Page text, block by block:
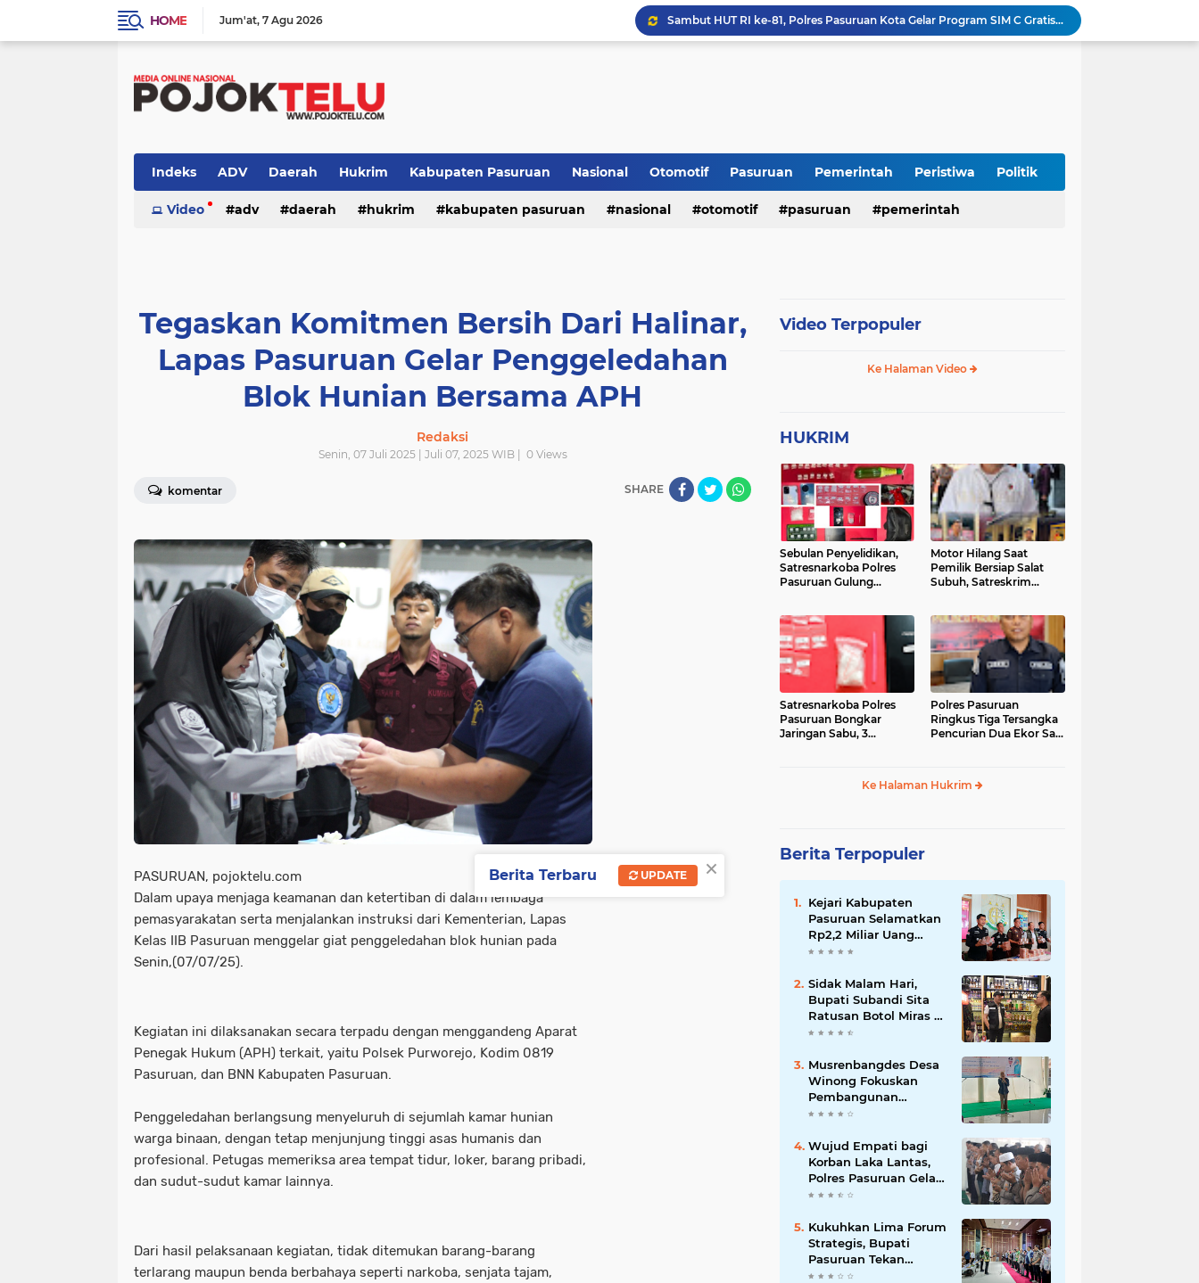
HOME Jum'at 7 Agu 2026
Sambut HUT RI ke-81, Polres Pasuruan Kota Gelar Program SIM C Gratis "AGUS-TUS SAE"
Sidoarjo Berbenah, Sekda Fenny Apridawati Ajak Seluruh OPD Tingkatkan Akuntabilitas Publik
Apresiasi UMKM Teh Kumis Kucing, Wabup Mimik Dorong Desa Wonokupang Jadi Percontohan Desa Herbal
Indeks ADV Daerah Hukrim Kabupaten Pasuruan Nasional Otomotif Pasuruan Pemerintah Peristiwa Politik
Sidoarjo TNI - POLRI TNI-POLRI
Video adv daerah hukrim kabupaten pasuruan nasional otomotif pasuruan pemerintah
Tegaskan Komitmen Bersih Dari Halinar,
Lapas Pasuruan Gelar Penggeledahan
Blok Hunian Bersama APH
Redaksi
Senin, 07 Juli 2025 | Juli 07, 2025 WIB | 0Views
komentar SHARE
PASURUAN, pojoktelu.com
Dalam upaya menjaga keamanan dan ketertiban di dalam lembaga
pemasyarakatan serta menjalankan instruksi dari Kementerian, Lapas
Kelas IIB Pasuruan menggelar giat penggeledahan blok hunian pada
Senin,(07/07/25).
Kegiatan ini dilaksanakan secara terpadu dengan menggandeng Aparat
Penegak Hukum (APH) terkait, yaitu Polsek Purworejo, Kodim 0819
Pasuruan, dan BNN Kabupaten Pasuruan.
Penggeledahan berlangsung menyeluruh di sejumlah kamar hunian
warga binaan, dengan tetap menjunjung tinggi asas humanis dan
profesional. Petugas memeriksa area tempat tidur, loker, barang pribadi,
dan sudut-sudut kamar lainnya.
Dari hasil pelaksanaan kegiatan, tidak ditemukan barang-barang
terlarang maupun benda berbahaya seperti narkoba, senjata tajam,
Video Terpopuler
Ke Halaman Video
HUKRIM
Sebulan Penyelidikan,
Satresnarkoba Polres
Pasuruan Gulung
Motor Hilang Saat
Pemilik Bersiap Salat
Subuh, Satreskrim
Satresnarkoba Polres
Pasuruan Bongkar
Jaringan Sabu, 3
Polres Pasuruan
Ringkus Tiga Tersangka
Pencurian Dua Ekor Sapi
Ke Halaman Hukrim
Berita Terpopuler
Kejari Kabupaten
Pasuruan Selamatkan
Rp2,2 Miliar Uang
Negara dari Korupsi
Sidak Malam Hari,
Bupati Subandi Sita
Ratusan Botol Miras di
Kawasan Perumahan
Musrenbangdes Desa
Winong Fokuskan
Pembangunan
Berbasis Potensi Lokal,
Meski Dihantam
Efisiensi Anggaran
Wujud Empati bagi
Korban Laka Lantas,
Polres Pasuruan Gelar
Salat Ghaib dan Doa
Kukuhkan Lima Forum
Strategis, Bupati
Pasuruan Tekan
Pentingnya Program
×
Berita Terbaru UPDATE